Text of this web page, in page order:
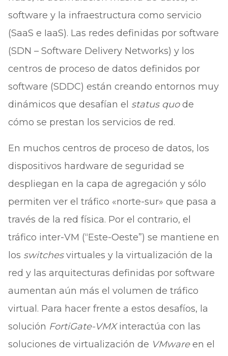
software y la infraestructura como servicio
(SaaS e IaaS). Las redes definidas por software
(SDN – Software Delivery Networks) y los
centros de proceso de datos definidos por
software (SDDC) están creando entornos muy
dinámicos que desafían el status quode
cómo se prestan los servicios de red.
En muchos centros de proceso de datos, los
dispositivos hardware de seguridad se
despliegan en la capa de agregación y sólo
permiten ver el tráfico «norte-sur» que pasa a
través de la red física. Por el contrario, el
tráfico inter-VM (“Este-Oeste”) se mantiene en
los switchesvirtuales y la virtualización de la
red y las arquitecturas definidas por software
aumentan aún más el volumen de tráfico
virtual. Para hacer frente a estos desafíos, la
solución FortiGate-VMXinteractúa con las
soluciones de virtualización de VMwareen el